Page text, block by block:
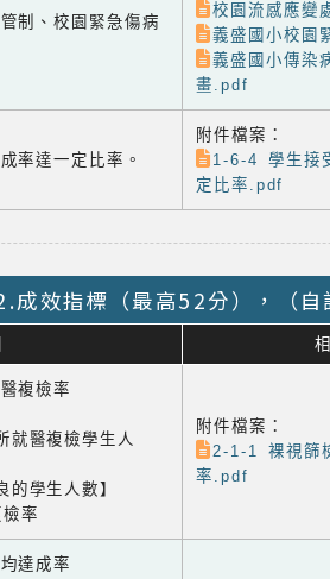
制、校園緊急傷病
校園流感應變
義盛國小校園
義盛國小傳染
畫.pdf
率達一定比率。
附件檔案：
1-6-4 學生接
定比率.pdf
成效指標（最高52分），（自
複檢率
就醫複檢學生人
的學生人數】
率
附件檔案：
2-1-1 裸視篩
率.pdf
達成率